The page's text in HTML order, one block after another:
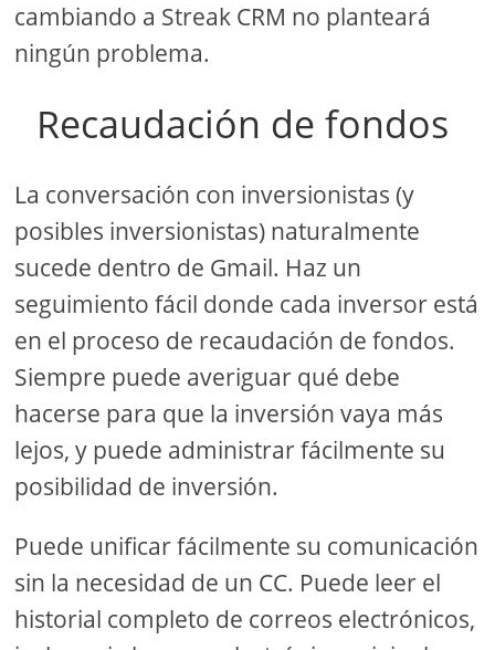
cambiando a Streak CRM no planteará
ningún problema.
Recaudación de fondos
La conversación con inversionistas (y
posibles inversionistas) naturalmente
sucede dentro de Gmail. Haz un
seguimiento fácil donde cada inversor está
en el proceso de recaudación de fondos.
Siempre puede averiguar qué debe
hacerse para que la inversión vaya más
lejos, y puede administrar fácilmente su
posibilidad de inversión.
Puede unificar fácilmente su comunicación
sin la necesidad de un CC. Puede leer el
historial completo de correos electrónicos,